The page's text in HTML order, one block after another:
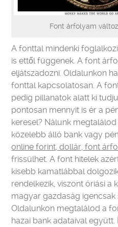
Font árfolyam
A fonttal mindenki
is ettől függenek. A font
eljátszadozni. Oldalunkon
fonttal kapcsolatosan. A
pedig pillanatok alatt ki
pontosan mennyit is ér a
keresel? Nálunk
közelebb álló bank vagy
online forint, dollár, font
frissülhet.A font hitelek
kisebb kamatlábbal
rendelkezik, viszont óriási a
magyar gazdaság igencsak
Oldalunkon megtalálod a
hazai bank adataival